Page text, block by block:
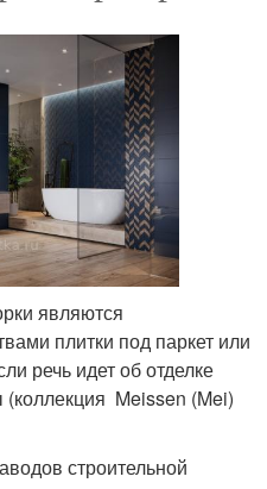
являются
плитки под паркет или
речь идет об отделке
Meissen (Mei)
строительной